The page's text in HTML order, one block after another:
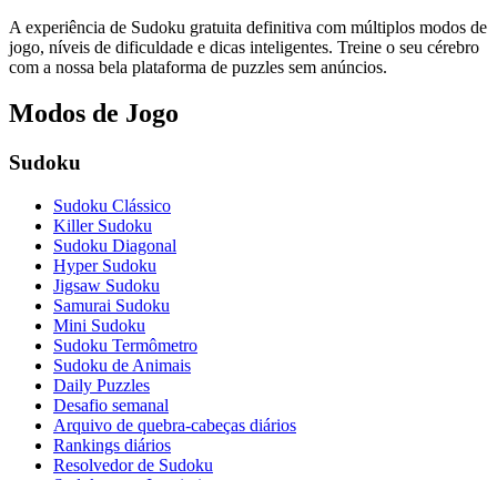
A experiência de Sudoku gratuita definitiva com múltiplos modos de
jogo, níveis de dificuldade e dicas inteligentes. Treine o seu cérebro
com a nossa bela plataforma de puzzles sem anúncios.
Modos de Jogo
Sudoku
Sudoku Clássico
Killer Sudoku
Sudoku Diagonal
Hyper Sudoku
Jigsaw Sudoku
Samurai Sudoku
Mini Sudoku
Sudoku Termômetro
Sudoku de Animais
Daily Puzzles
Desafio semanal
Arquivo de quebra-cabeças diários
Rankings diários
Resolvedor de Sudoku